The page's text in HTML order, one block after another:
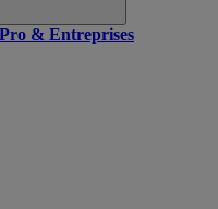
Pro & Entreprises